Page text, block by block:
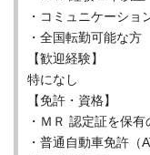
・コミュニケーショ
・全国転勤可能な方
【歓迎経験】
特になし
【免許・資格】
・ＭＲ 認定証を保有
・普通自動車免許（